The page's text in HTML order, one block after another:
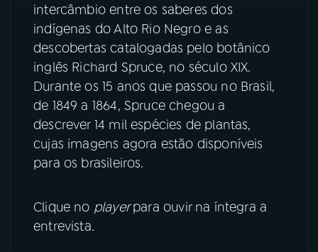
intercâmbio entre os saberes dos
indígenas do Alto Rio Negro e as
descobertas catalogadas pelo botânico
inglês Richard Spruce, no século XIX.
Durante os 15 anos que passou no Brasil,
de 1849 a 1864, Spruce chegou a
descrever 14 mil espécies de plantas,
cujas imagens agora estão disponíveis
para os brasileiros.
Clique no playerpara ouvir na íntegra a
entrevista.